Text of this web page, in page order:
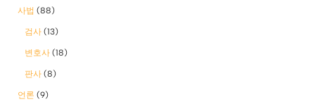
사법 (88)
검사 (13)
변호사 (18)
판사 (8)
언론 (9)